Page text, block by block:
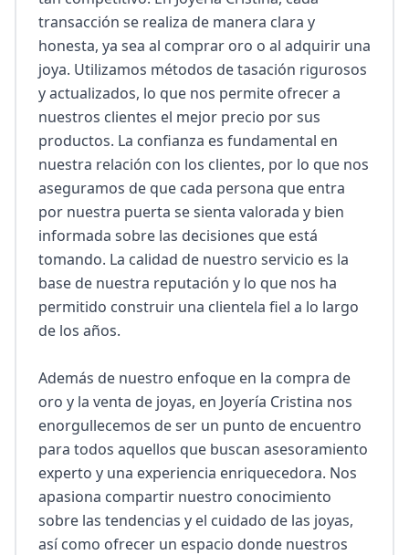
transacción se realiza de manera clara y
honesta, ya sea al comprar oro o al adquirir una
joya. Utilizamos métodos de tasación rigurosos
y actualizados, lo que nos permite ofrecer a
nuestros clientes el mejor precio por sus
productos. La confianza es fundamental en
nuestra relación con los clientes, por lo que nos
aseguramos de que cada persona que entra
por nuestra puerta se sienta valorada y bien
informada sobre las decisiones que está
tomando. La calidad de nuestro servicio es la
base de nuestra reputación y lo que nos ha
permitido construir una clientela fiel a lo largo
de los años.
Además de nuestro enfoque en la compra de
oro y la venta de joyas, en Joyería Cristina nos
enorgullecemos de ser un punto de encuentro
para todos aquellos que buscan asesoramiento
experto y una experiencia enriquecedora. Nos
apasiona compartir nuestro conocimiento
sobre las tendencias y el cuidado de las joyas,
así como ofrecer un espacio donde nuestros